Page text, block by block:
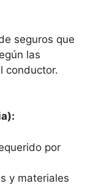
seguros que
las
conductor.
por
y materiales